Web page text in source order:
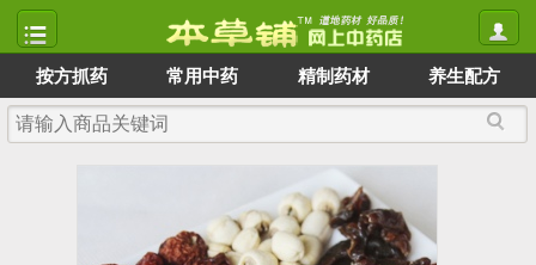
按方抓药 常用中药 精制药材 养生配方